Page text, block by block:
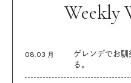
Weekly
08.03 月
ゲレンデでお
る。